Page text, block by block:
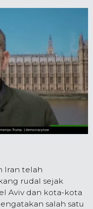
Iran telah
rudal sejak
Aviv dan kota-kota
salah satu